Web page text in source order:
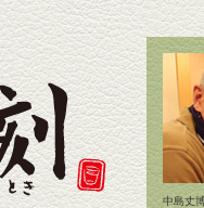
中島丈